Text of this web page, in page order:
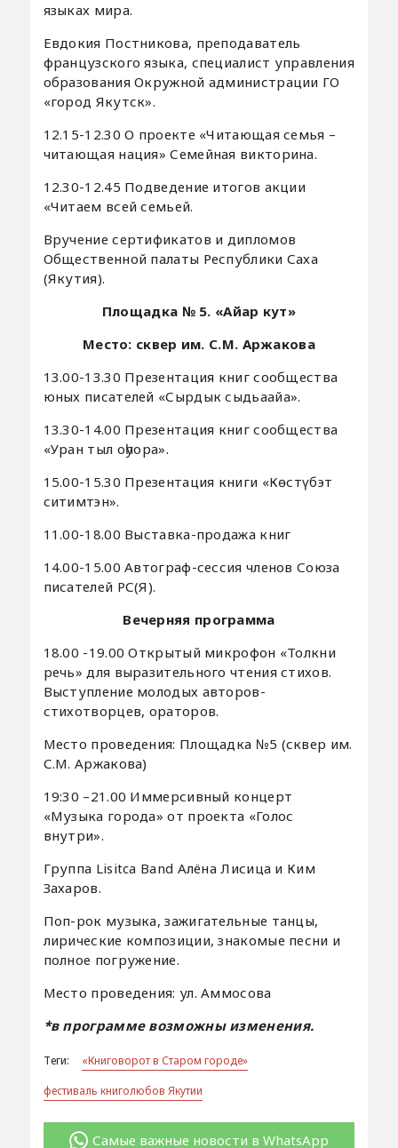
языках мира.
Евдокия Постникова, преподаватель
французского языка, специалист управления
образования Окружной администрации ГО
«город Якутск».
12.15-12.30 О проекте «Читающая семья –
читающая нация» Семейная викторина.
12.30-12.45 Подведение итогов акции
«Читаем всей семьей.
Вручение сертификатов и дипломов
Общественной палаты Республики Саха
(Якутия).
Площадка № 5. «Айар кут»
Место: сквер им. С.М. Аржакова
13.00-13.30 Презентация книг сообщества
юных писателей «Сырдык сыдьаайа».
13.30-14.00 Презентация книг сообщества
«Уран тыл оһуора».
15.00-15.30 Презентация книги «Көстүбэт
ситимтэн».
11.00-18.00 Выставка-продажа книг
14.00-15.00 Автограф-сессия членов Союза
писателей РС(Я).
Вечерняя программа
18.00 -19.00 Открытый микрофон «Толкни
речь» для выразительного чтения стихов.
Выступление молодых авторов-
стихотворцев, ораторов.
Место проведения: Площадка №5 (сквер им.
С.М. Аржакова)
19:30 –21.00 Иммерсивный концерт
«Музыка города» от проекта «Голос
внутри».
Группа Lisitca Band Алёна Лисица и Ким
Захаров.
Поп-рок музыка, зажигательные танцы,
лирические композиции, знакомые песни и
полное погружение.
Место проведения: ул. Аммосова
*в программе возможны изменения.
Теги:
«Книговорот в Старом городе»
фестиваль книголюбов Якутии
Самые важные новости в WhatsApp